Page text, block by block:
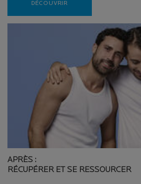
DÉCOUVRIR
APRÈS :
RÉCUPÉRER ET SE RESSOURCER